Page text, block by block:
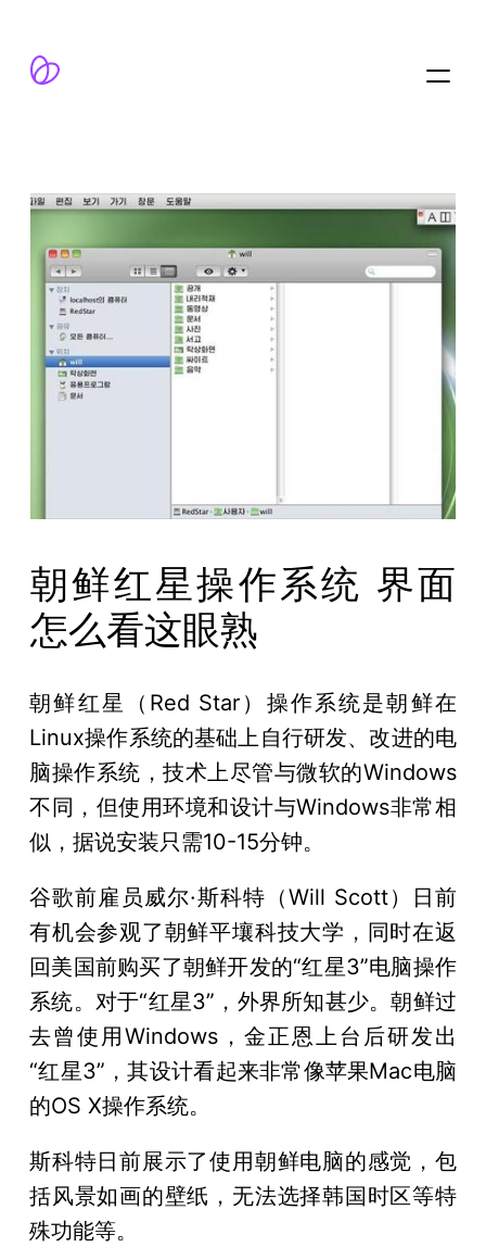
朝鲜红星操作系统 界面
怎么看这眼熟
朝鲜红星（Red Star）操作系统是朝鲜在
Linux操作系统的基础上自行研发、改进的电
脑操作系统，技术上尽管与微软的Windows
不同，但使用环境和设计与Windows非常相
似，据说安装只需10-15分钟。
谷歌前雇员威尔·斯科特（Will Scott）日前
有机会参观了朝鲜平壤科技大学，同时在返
回美国前购买了朝鲜开发的“红星3”电脑操作
系统。对于“红星3”，外界所知甚少。朝鲜过
去曾使用Windows，金正恩上台后研发出
“红星3”，其设计看起来非常像苹果Mac电脑
的OS X操作系统。
斯科特日前展示了使用朝鲜电脑的感觉，包
括风景如画的壁纸，无法选择韩国时区等特
殊功能等。